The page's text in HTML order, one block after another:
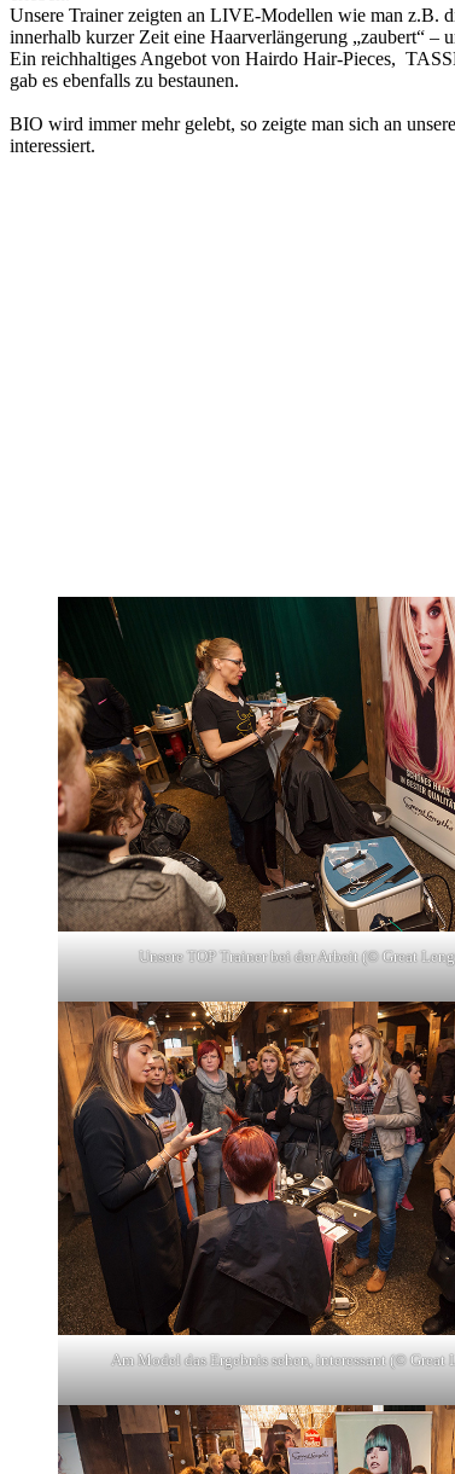
Unsere Trainer zeigten an LIVE-Modellen wie man z.B.
innerhalb kurzer Zeit eine Haarverlängerung „zaubert“ –
Ein reichhaltiges Angebot von Hairdo Hair-Pieces,
gab es ebenfalls zu bestaunen.
BIO wird immer mehr gelebt, so zeigte man sich an
interessiert.
Unsere TOP Trainer bei der Arbeit (© Great
Am Model das Ergebnis sehen, interessant (© Great